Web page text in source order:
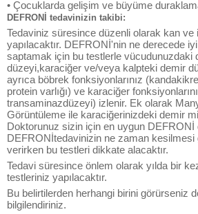
• Çocuklarda gelişim ve büyüme
DEFRONİ tedavinizin takibi:
Tedaviniz süresince düzenli olarak kan ve
yapılacaktır. DEFRONİ'nin ne derecede
saptamak için bu testlerle vücudunuzdaki
düzeyi,karaciğer ve/veya kalpteki demir
ayrıca böbrek fonksiyonlarınız
protein varlığı) ve karaciğer
transaminazdüzeyi) izlenir. Ek olarak
Görüntüleme ile karaciğerinizdeki demir
Doktorunuz sizin için en uygun DEFRONİ
DEFRONİtedavinizin ne zaman kesilmesi
verirken bu testleri dikkate alacaktır.
Tedavi süresince önlem olarak yılda bir
testleriniz yapılacaktır.
Bu belirtilerden herhangi birini görürseniz
bilgilendiriniz.